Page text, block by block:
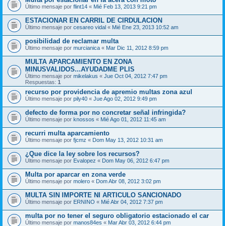
Último mensaje por flint14 « Mié Feb 13, 2013 9:21 pm
ESTACIONAR EN CARRIL DE CIRDULACION
Último mensaje por cesareo vidal « Mié Ene 23, 2013 10:52 am
posibilidad de reclamar multa
Último mensaje por murcianica « Mar Dic 11, 2012 8:59 pm
MULTA APARCAMIENTO EN ZONA
MINUSVALIDOS...AYUDADME PLIS
Último mensaje por mikelakus « Jue Oct 04, 2012 7:47 pm
Respuestas: 1
recurso por providencia de apremio multas zona azul
Último mensaje por pily40 « Jue Ago 02, 2012 9:49 pm
defecto de forma por no concretar señal infringida?
Último mensaje por knossos « Mié Ago 01, 2012 11:45 am
recurri multa aparcamiento
Último mensaje por fjcmz « Dom May 13, 2012 10:31 am
¿Que dice la ley sobre los recursos?
Último mensaje por Evalopez « Dom May 06, 2012 6:47 pm
Multa por aparcar en zona verde
Último mensaje por molero « Dom Abr 08, 2012 3:02 pm
MULTA SIN IMPORTE NI ARTICULO SANCIONADO
Último mensaje por ERNINO « Mié Abr 04, 2012 7:37 pm
multa por no tener el seguro obligatorio estacionado el car
Último mensaje por manos84es « Mar Abr 03, 2012 6:44 pm